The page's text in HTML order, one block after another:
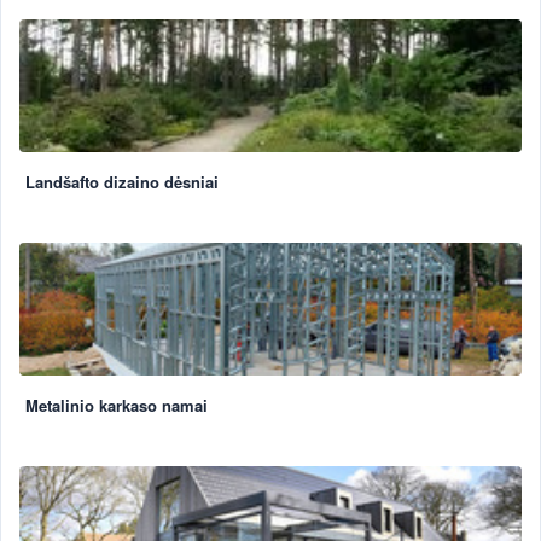
Landšafto dizaino dėsniai
Metalinio karkaso namai